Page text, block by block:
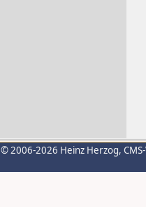
© 2006-2026 Heinz Herzog,